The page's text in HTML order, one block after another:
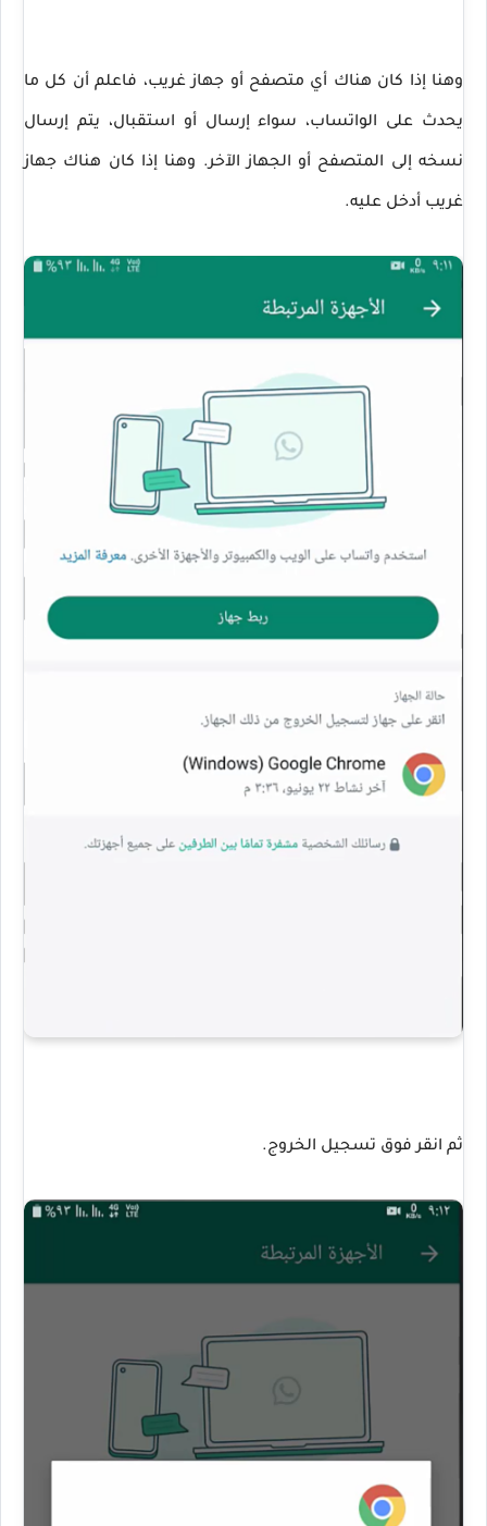
وهنا إذا كان هناك أي متصفح أو جهاز غريب، فاعلم أن كل ما
يحدث على الواتساب، سواء إرسال أو استقبال، يتم إرسال
نسخه إلى المتصفح أو الجهاز الآخر. وهنا إذا كان هناك جهاز
غريب أدخل عليه.
ثم انقر فوق تسجيل الخروج.